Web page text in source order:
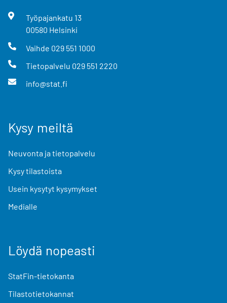
Työpajankatu 13
00580 Helsinki
Vaihde 029 551 1000
Tietopalvelu 029 551 2220
info@stat.fi
Kysy meiltä
Neuvonta ja tietopalvelu
Kysy tilastoista
Usein kysytyt kysymykset
Medialle
Löydä nopeasti
StatFin-tietokanta
Tilastotietokannat